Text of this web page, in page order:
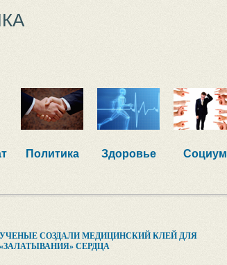
Политика Здоровье Социум
УЧЕНЫЕ СОЗДАЛИ МЕДИЦИНСКИЙ КЛЕЙ ДЛЯ
«ЗАЛАТЫВАНИЯ» СЕРДЦА